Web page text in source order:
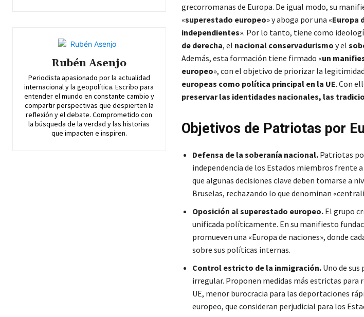
Rubén Asenjo
Periodista apasionado por la actualidad
internacional y la geopolítica. Escribo para
entender el mundo en constante cambio y
compartir perspectivas que despierten la
reflexión y el debate. Comprometido con
la búsqueda de la verdad y las historias
que impacten e inspiren.
grecorromanas de Europa. De igual modo, su
«superestado europeo» y aboga por una «Europa
independientes». Por lo tanto, tiene como
de derecha, el nacional conservadurismo y el
Además, esta formación tiene firmado «un
europeo», con el objetivo de priorizar la
europeas como política principal en la UE. Con
preservar las identidades nacionales, las
Objetivos de Patriotas por
Defensa de la soberanía nacional.Patriotas
independencia de los Estados miembros frente
que algunas decisiones clave deben tomarse a
Bruselas, rechazando lo que denominan
Oposición al superestado europeo. El grupo
unificada políticamente. En su manifiesto
promueven una «Europa de naciones», donde
sobre sus políticas internas.
Control estricto de la inmigración.Uno de sus
irregular. Proponen medidas más estrictas
UE, menor burocracia para las deportaciones
europeo, que consideran perjudicial para los